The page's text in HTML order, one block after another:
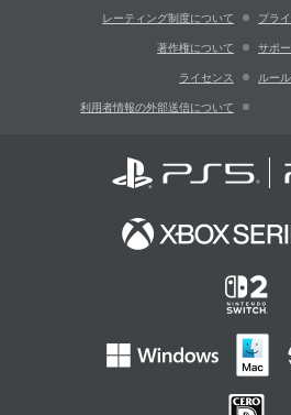
レーティング制度について プラ
著作権について サポ
ライセンス ルー
利用者情報の外部送信について